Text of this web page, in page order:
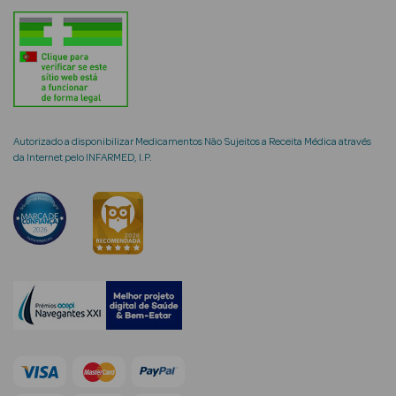
Rosto e
Ver Tudo
Rosto
Hidratantes
Séruns Faciais
Creme de Olhos
Anti-
envelhecimento
Autorizado a disponibilizar Medicamentos Não Sujeitos a Receita Médica através
da Internet pelo INFARMED, I.P.